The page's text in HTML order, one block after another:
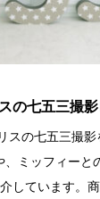
の七五三撮
スの七五三撮影
、ミッフィーと
しています。